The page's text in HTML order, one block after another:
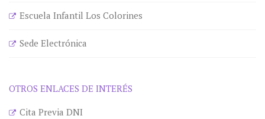
Escuela Infantil Los Colorines
Sede Electrónica
OTROS ENLACES DE INTERÉS
Cita Previa DNI